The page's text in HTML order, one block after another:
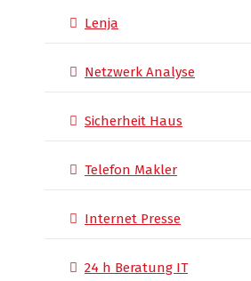
Lenja
Netzwerk Analyse
Sicherheit Haus
Telefon Makler
Internet Presse
24 h Beratung IT